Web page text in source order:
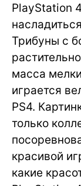
PlayStation
Трибуны с
масса
играется
PS4.
только
красивой
какие